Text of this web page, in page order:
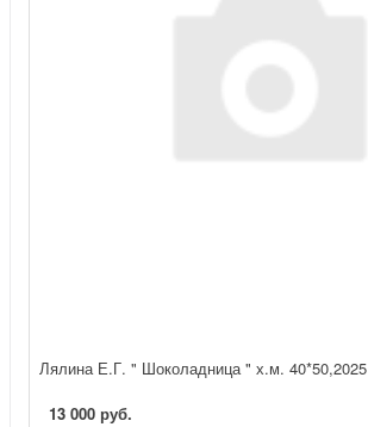
Лялина Е.Г. " Шоколадница " х.м. 40*50,2025
13 000 руб.